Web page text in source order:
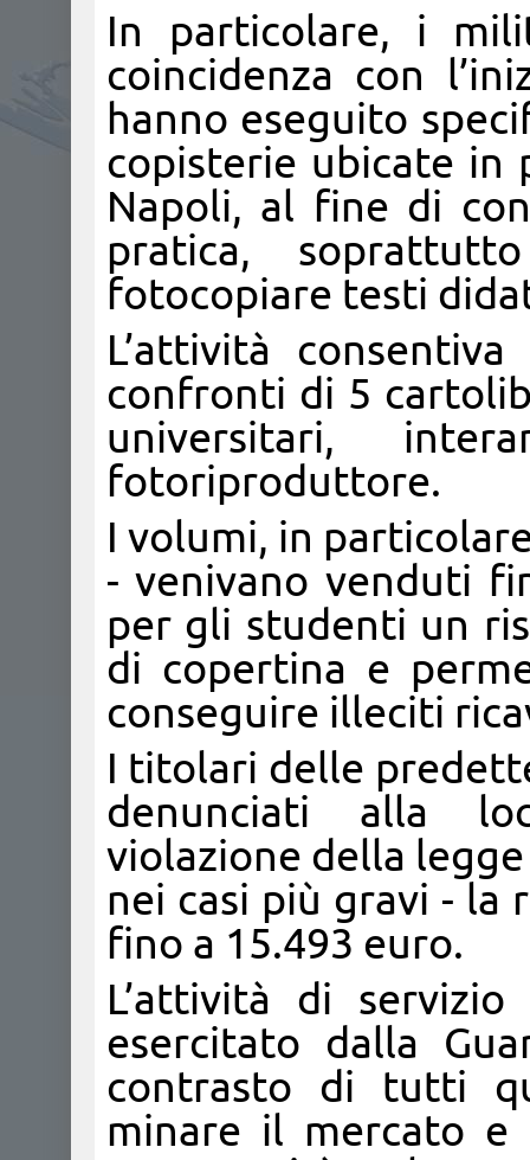
In particolare, i
coincidenza con
hanno eseguito
copisterie ubicate in
Napoli, al fine di
pratica,
fotocopiare testi
L’attività
confronti di 5
universitari,
fotoriproduttore.
I volumi, in
- venivano venduti
per gli studenti un
di copertina e
conseguire illeciti
I titolari delle
denunciati alla
violazione della
nei casi più gravi - la
fino a 15.493 euro.
L’attività di
esercitato dalla
contrasto di tutti
minare il mercato e